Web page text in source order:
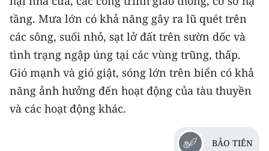
Chuyên trang Hà Nội
Chuyên trang TP. Hồ Chí Minh
CHUYÊN ĐỀ
CÁC CHUYÊN TRANG
tầng. Mưa lớn có khả năng gây ra lũ quét trên
các sông, suối nhỏ, sạt lở đất trên sườn dốc và
tình trạng ngập úng tại các vùng trũng, thấp.
Gió mạnh và gió giật, sóng lớn trên biển có khả
năng ảnh hưởng đến hoạt động của tàu thuyền
và các hoạt động khác.
BẢO TIÊN